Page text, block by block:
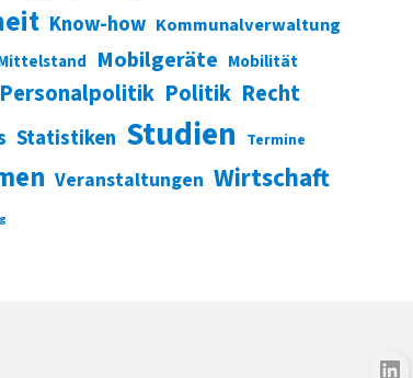
Know-how Kommunalverwaltung
Mobilgeräte Mobilität
Personalpolitik Politik Recht
Statistiken Studien Termine
Veranstaltungen Wirtschaft
Folgen